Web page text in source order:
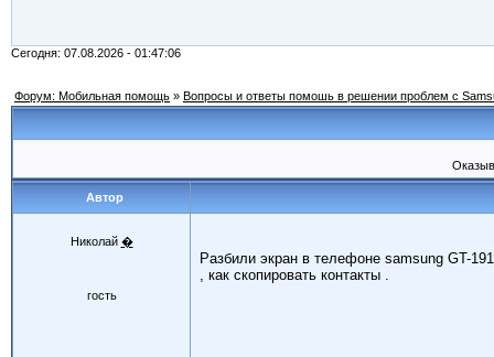
Сегодня: 07.08.2026 - 01:47:06
Форум: Мобильная помощь » Вопросы и ответы помошь в решении проблем с
Автор
Николай �
гость
Разбили экран в телефоне samsung GT-
, как скопировать контакты .